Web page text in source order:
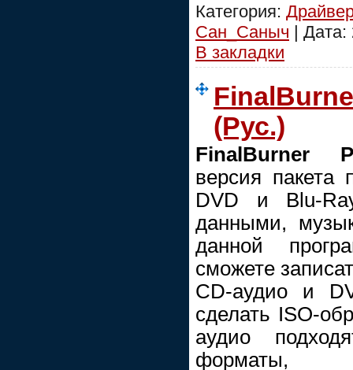
Категория:
Сан_Саныч | Дата:
В закладки
(Рус.)
FinalBurner
версия пакета
DVD и Blu-
данными,
данной
сможете
CD-аудио и
сделать ISO-
аудио
форматы,